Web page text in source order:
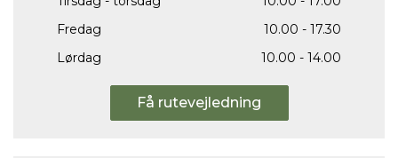
Fredag
10.00 - 17.30
Lørdag
10.00 - 14.00
Få rutevejledning